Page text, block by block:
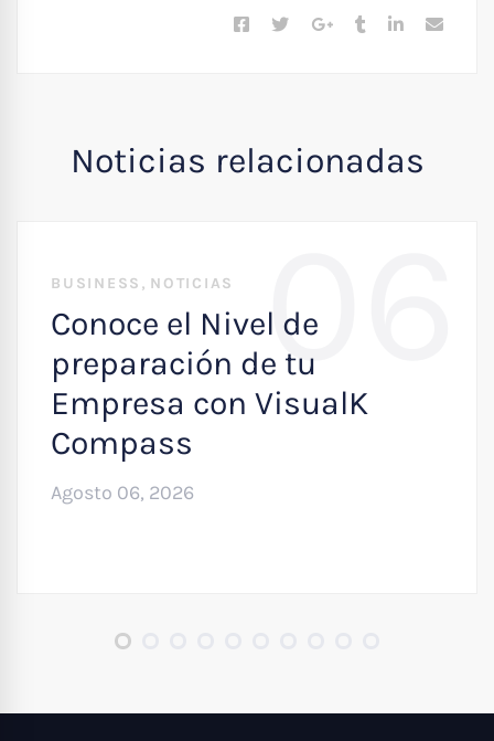
Noticias relacionadas
06
BUSINESS , NOTICIAS
Conoce el Nivel de
preparación de tu
Empresa con VisualK
Compass
Agosto 06, 2026